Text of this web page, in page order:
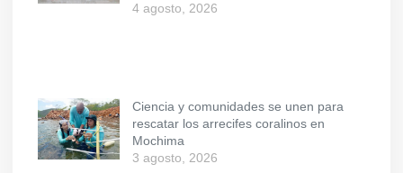
4 agosto, 2026
Ciencia y comunidades se unen para
rescatar los arrecifes coralinos en
Mochima
3 agosto, 2026